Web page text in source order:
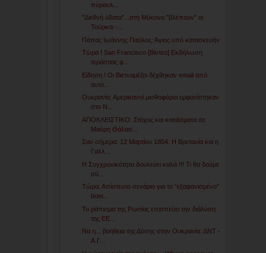
πύραυλ...
"Διεθνή ύδατα"...στη Μύκονο "βλέπουν" οι
Τούρκοι -...
Πάπας Ιωάννης Παύλος: Άγιος υπό κατασκευήν
Τώρα ! San Francisco [Βίντεο] Εκδήλωση
τεράστιας φ...
Είδηση ! Οι Βιετναμέζοι δέχθηκαν email από
αυτό...
Ουκρανία: Αμερικανοί μισθοφόροι εμφανίστηκαν
στο Ν...
ΑΠΟΚΛΕΙΣΤΙΚΟ: Στόχος και κοιτάσματα σε
Μαύρη Θάλασ...
Σαν σήμερα: 12 Μαρτίου 1854: Η Βρετανία και η
Γαλλ...
Η Συγχρονικότητα δουλεύει καλά !!! Τι θα δούμε
σύ...
Τώρα: Απίστευτο σενάριο για το “εξαφανισμένο”
boei...
Το ράπισμα της Ρωσίας επισπεύει την διάλυση
της ΕΕ...
Να η... βοήθεια της Δύσης στην Ουκρανία: ΔΝΤ -
Α.Γ...